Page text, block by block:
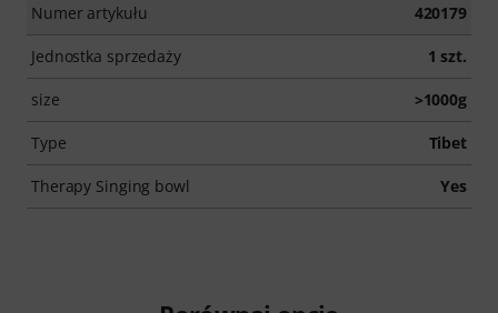
Numer artykułu 420179
Jednostka sprzedaży 1 szt.
size >1000g
Type Tibet
Therapy Singing bowl Yes